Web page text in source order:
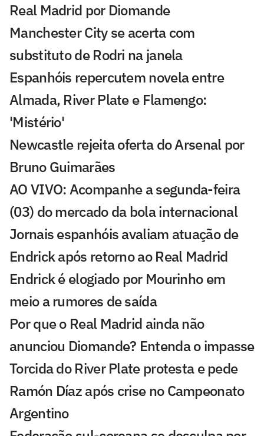
Real Madrid por Diomande
Manchester City se acerta com
substituto de Rodri na janela
Espanhóis repercutem novela entre
Almada, River Plate e Flamengo:
'Mistério'
Newcastle rejeita oferta do Arsenal por
Bruno Guimarães
AO VIVO: Acompanhe a segunda-feira
(03) do mercado da bola internacional
Jornais espanhóis avaliam atuação de
Endrick após retorno ao Real Madrid
Endrick é elogiado por Mourinho em
meio a rumores de saída
Por que o Real Madrid ainda não
anunciou Diomande? Entenda o impasse
Torcida do River Plate protesta e pede
Ramón Díaz após crise no Campeonato
Argentino